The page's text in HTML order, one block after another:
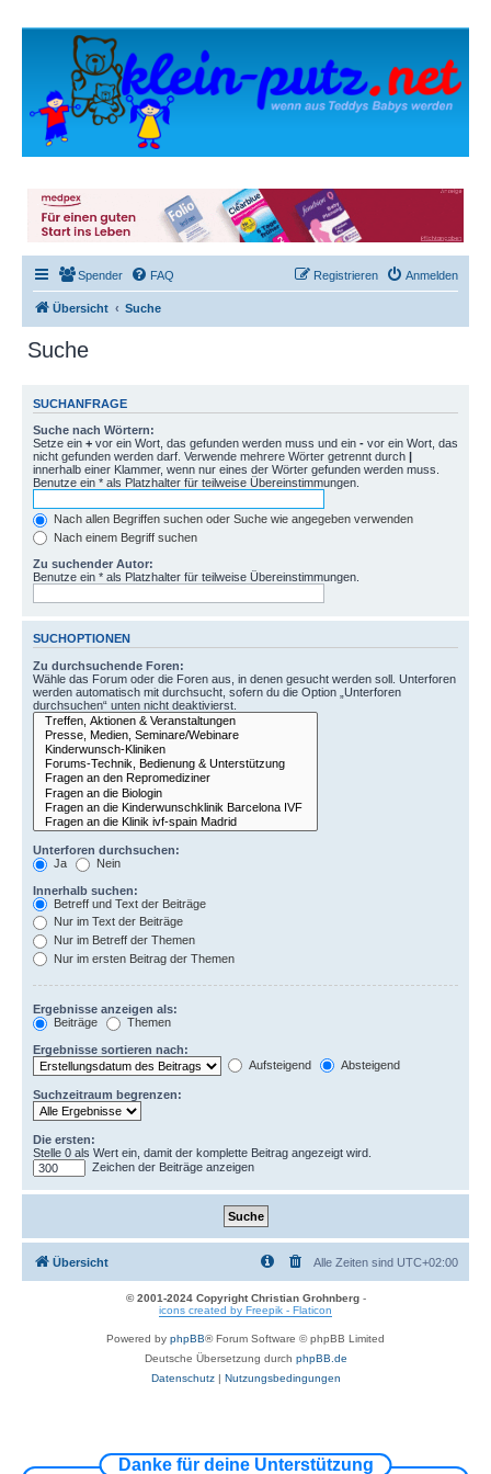
Spender FAQ Anmelden
Registrieren
Übersicht Suche
Suche
SUCHANFRAGE
Suche nach Wörtern:
Setze ein + vor ein Wort, das gefunden werden muss und ein - vor ein Wort, das
nicht gefunden werden darf. Verwende mehrere Wörter getrennt durch |
innerhalb einer Klammer, wenn nur eines der Wörter gefunden werden muss.
Benutze ein * als Platzhalter für teilweise Übereinstimmungen.
Nach allen Begriffen suchen oder Suche wie angegeben verwenden
Nach einem Begriff suchen
Zu suchender Autor:
Benutze ein * als Platzhalter für teilweise Übereinstimmungen.
SUCHOPTIONEN
Zu durchsuchende Foren:
Wähle das Forum oder die Foren aus, in denen gesucht werden soll. Unterforen
werden automatisch mit durchsucht, sofern du die Option „Unterforen
durchsuchen“ unten nicht deaktivierst.
Unterforen durchsuchen:
Ja
Nein
Innerhalb suchen:
Betreff und Text der Beiträge
Nur im Text der Beiträge
Nur im Betreff der Themen
Nur im ersten Beitrag der Themen
Ergebnisse anzeigen als:
Beiträge
Themen
Ergebnisse sortieren nach:
Aufsteigend
Absteigend
Suchzeitraum begrenzen:
Die ersten:
Stelle 0 als Wert ein, damit der komplette Beitrag angezeigt wird.
Zeichen der Beiträge anzeigen
Übersicht Alle Zeiten sind UTC+02:00
© 2001-2024 Copyright Christian Grohnberg-
icons created by Freepik - Flaticon
Powered by phpBB® Forum Software © phpBB Limited
Deutsche Übersetzung durch phpBB.de
Datenschutz| Nutzungsbedingungen
Danke für deine Unterstützung